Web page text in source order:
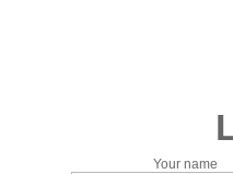
Your name